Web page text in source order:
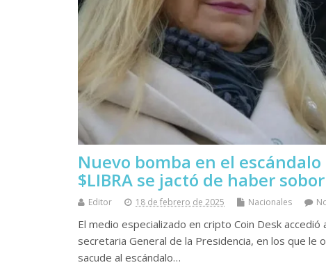
Nuevo bomba en el
$LIBRA se jactó de haber
Editor 18 de febrero de 2025 Nacionales
El medio especializado en cripto Coin Desk
secretaria General de la Presidencia, en los que
sacude al escándalo…